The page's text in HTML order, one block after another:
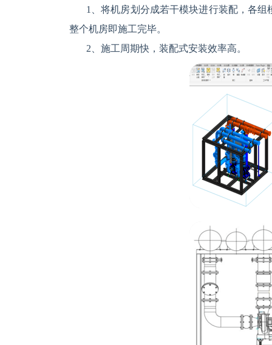
1、将机房划分成若干模块进行装配，各
整个机房即施工完毕。
2、施工周期快，装配式安装效率高。